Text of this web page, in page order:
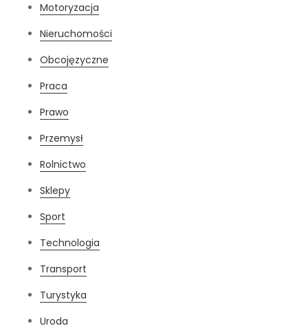
Motoryzacja
Nieruchomości
Obcojęzyczne
Praca
Prawo
Przemysł
Rolnictwo
Sklepy
Sport
Technologia
Transport
Turystyka
Uroda